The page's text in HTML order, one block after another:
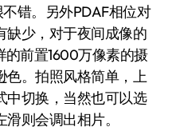
错。另外PDAF相位对
缺少，对于夜间成像的
前置1600万像素的摄
色。拍照风格简单，上
中切换，当然也可以选
则会调出相片。